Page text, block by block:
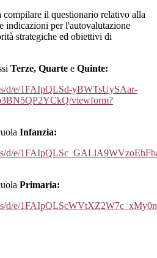
il questionario relativo alla
indicazioni per l'autovalutazione
strategiche ed obiettivi di
Terze, Quarte e Quinte:
d/e/1FAIpQLSd-yBWTsUySAar-
viewform?
Infanzia:
d/e/
Primaria:
d/e/